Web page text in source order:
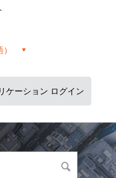
ケーション ログイン